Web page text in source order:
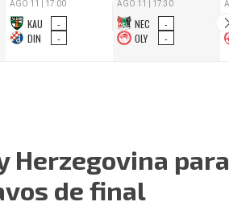
Herzegovina para
de final